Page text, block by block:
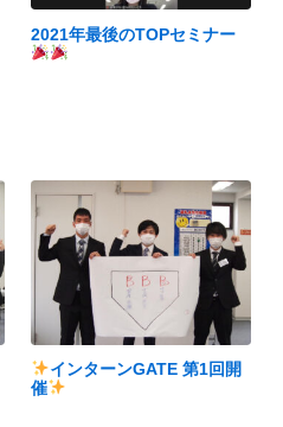
2021年最後のTOPセミナー
インターンGATE 第1回開
催